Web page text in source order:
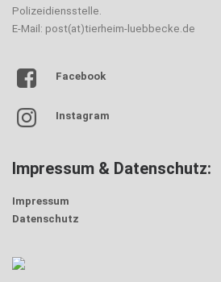
Polizeidiensstelle.
E-Mail: post(at)tierheim-luebbecke.de
Facebook
Instagram
Impressum & Datenschutz:
Impressum
Datenschutz